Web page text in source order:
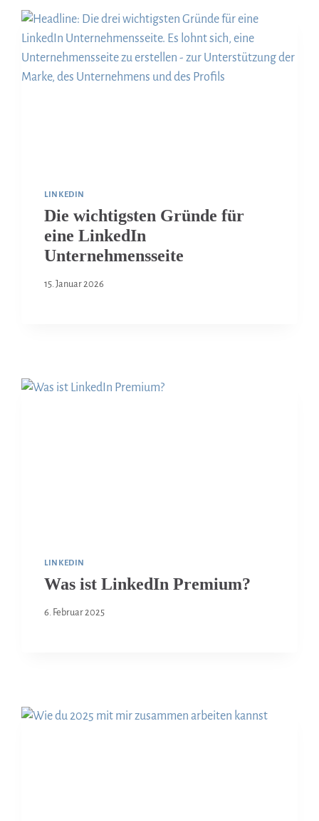
LINKEDIN
Die wichtigsten Gründe für
eine LinkedIn
Unternehmensseite
15. Januar 2026
LINKEDIN
Was ist LinkedIn Premium?
6. Februar 2025